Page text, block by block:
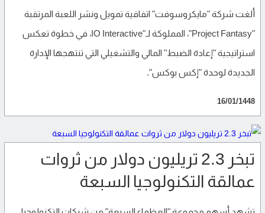
ألغت شركة "مايكروسوفت" اتفاقية تمويل ونشر اللعبة المرتقبة
"Project Fantasy"، المملوكة لـ"IO Interactive، في خطوة تعكس
استراتيجية "إعادة الضبط" المالي والتشغيلي التي تنتهجها الإدارة
الجديدة لوحدة "إكس بوكس".
16/01/1448
تبخر 2.3 تريليون دولار من ثروات
عمالقة التكنولوجيا السبعة